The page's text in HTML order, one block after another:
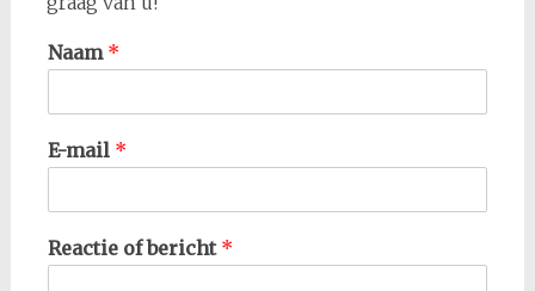
Naam *
E-mail *
Reactie of bericht *